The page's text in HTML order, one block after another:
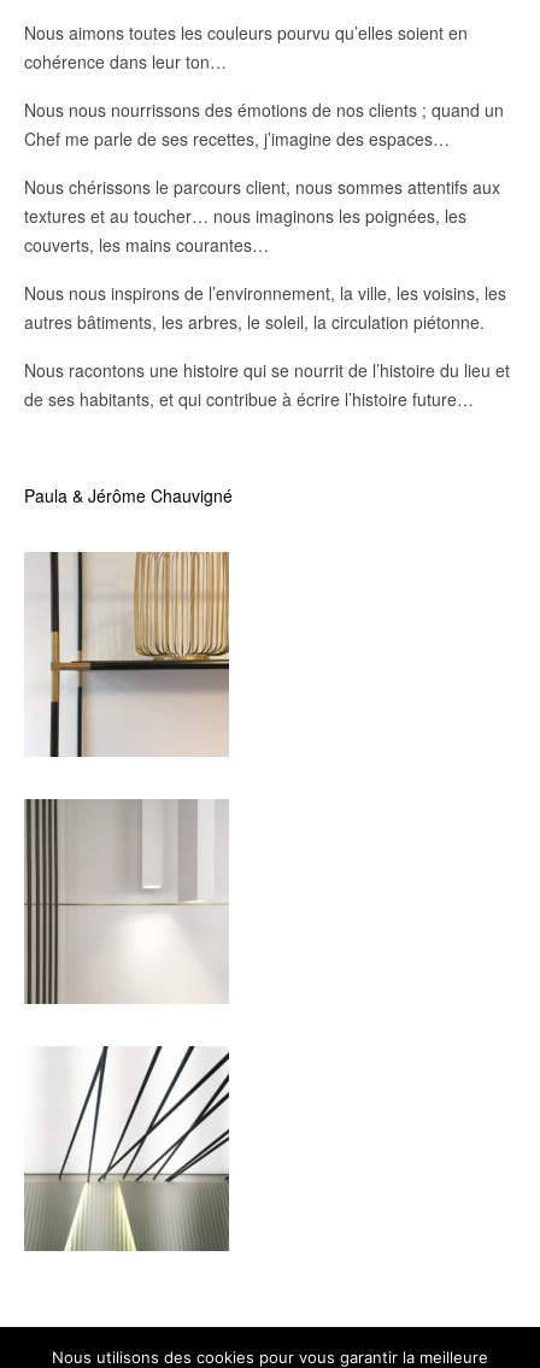
Nous aimons toutes les couleurs pourvu qu’elles soient en
cohérence dans leur ton…
Nous nous nourrissons des émotions de nos clients ; quand un
Chef me parle de ses recettes, j’imagine des espaces…
Nous chérissons le parcours client, nous sommes attentifs aux
textures et au toucher… nous imaginons les poignées, les
couverts, les mains courantes…
Nous nous inspirons de l’environnement, la ville, les voisins, les
autres bâtiments, les arbres, le soleil, la circulation piétonne.
Nous racontons une histoire qui se nourrit de l’histoire du lieu et
de ses habitants, et qui contribue à écrire l’histoire future…
Paula & Jérôme Chauvigné
Nous utilisons des cookies pour vous garantir la meilleure